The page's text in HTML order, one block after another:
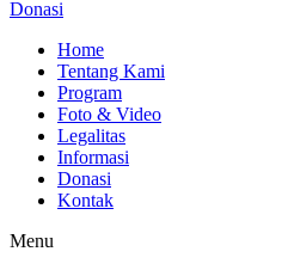
Donasi
Home
Tentang Kami
Program
Foto & Video
Legalitas
Informasi
Donasi
Kontak
Menu